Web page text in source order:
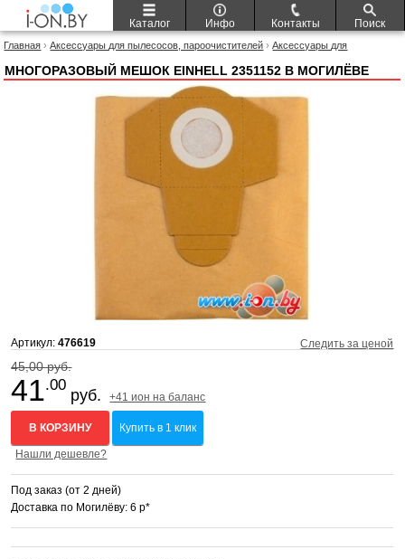
Каталог Инфо Контакты Поиск
Главная ›Аксессуары для пылесосов, пароочистителей ›Аксессуары для
МНОГОРАЗОВЫЙ МЕШОК EINHELL 2351152 В МОГИЛЁВЕ
Артикул:476619 Следить за ценой
45,00 руб.
41.00
руб. +41 ион на баланс
В КОРЗИНУ Купить в 1 клик
Нашли дешевле?
Под заказ (от 2 дней)
Доставка по Могилёву: 6 р*